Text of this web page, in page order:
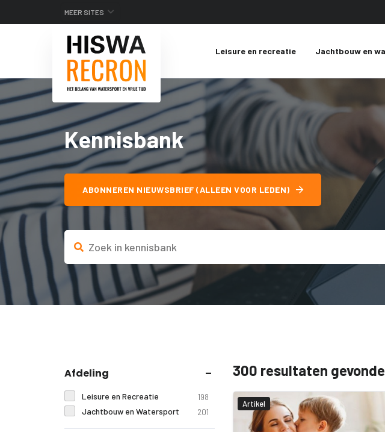
MEER SITES
Leisure en recreatie Jachtbouw en
Kennisbank
ABONNEREN NIEUWSBRIEF (ALLEEN VOOR LEDEN)
Afdeling
Leisure en Recreatie 198
Jachtbouw en Watersport 201
300 resultaten
Artikel